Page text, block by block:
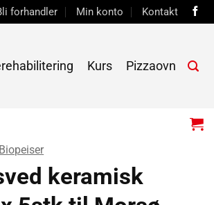
forhandler Min konto Kontakt
Kurs Pizzaovn
Biopeiser
keramisk